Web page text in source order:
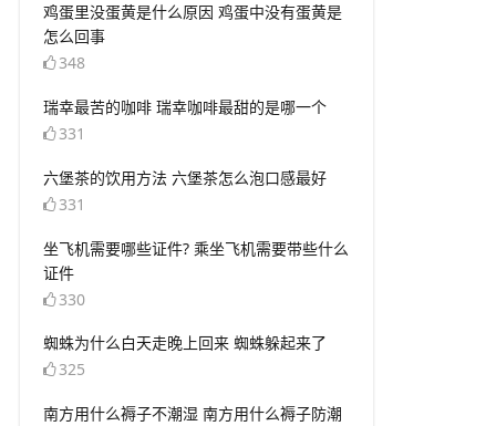
​鸡蛋里没蛋黄是什么原因 鸡蛋中没有蛋黄是
怎么回事
348
​瑞幸最苦的咖啡 瑞幸咖啡最甜的是哪一个
331
​六堡茶的饮用方法 六堡茶怎么泡口感最好
331
​坐飞机需要哪些证件? 乘坐飞机需要带些什么
证件
330
​蜘蛛为什么白天走晚上回来 蜘蛛躲起来了
325
​南方用什么褥子不潮湿 南方用什么褥子防潮